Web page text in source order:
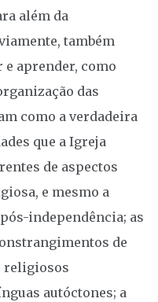
além da
também
aprender, como
das
como a verdadeira
que a Igreja
de aspectos
e mesmo a
independência; as
de
religiosos
autóctones; a